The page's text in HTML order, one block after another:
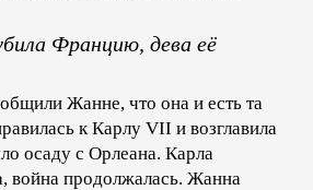
Францию, дева её
Жанне, что она и есть та
к Карлу VII и возглавила
осаду с Орлеана. Карла
война продолжалась. Жанна